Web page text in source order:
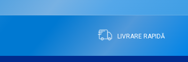
LIVRARE RAPIDĂ